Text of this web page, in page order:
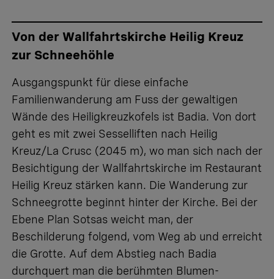
Von der Wallfahrtskirche Heilig Kreuz
zur Schneehöhle
Ausgangspunkt für diese einfache
Familienwanderung am Fuss der gewaltigen
Wände des Heiligkreuzkofels ist Badia. Von dort
geht es mit zwei Sesselliften nach Heilig
Kreuz/La Crusc (2045 m), wo man sich nach der
Besichtigung der Wallfahrtskirche im Restaurant
Heilig Kreuz stärken kann. Die Wanderung zur
Schneegrotte beginnt hinter der Kirche. Bei der
Ebene Plan Sotsas weicht man, der
Beschilderung folgend, vom Weg ab und erreicht
die Grotte. Auf dem Abstieg nach Badia
durchquert man die berühmten Blumen-